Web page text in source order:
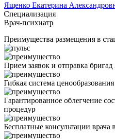
Ященко Екатерина
Специализация
Врач-психиатр
Преимущества размещения в
Прием заявок и отправка бригад
Гибкая система
Гарантированное облегчение
процедур
Бесплатные консультации врача